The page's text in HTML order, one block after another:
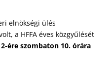
elnökségi ülés
a HFFA éves közgyűlését
ére szombaton 10. órára